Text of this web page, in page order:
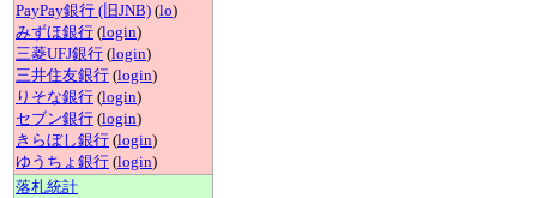
PayPay銀行 (旧JNB) (lo)
みずほ銀行 (login)
三菱UFJ銀行 (login)
三井住友銀行 (login)
りそな銀行 (login)
セブン銀行 (login)
きらぼし銀行 (login)
ゆうちょ銀行 (login)
落札統計